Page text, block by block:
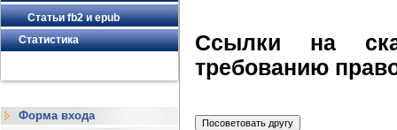
Статьи fb2 и epub
Статистика
Форма входа
Ссылки на
требованию